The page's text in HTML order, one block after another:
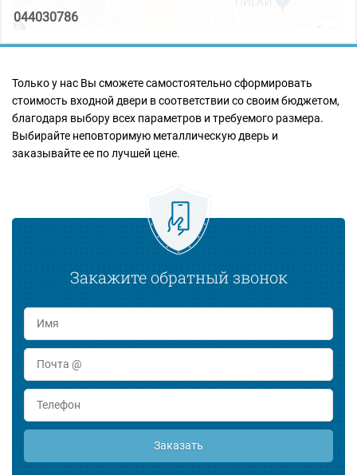
044030786
Только у нас Вы сможете самостоятельно сформировать
стоимость входной двери в соответствии со своим бюджетом,
благодаря выбору всех параметров и требуемого размера.
Выбирайте неповторимую металлическую дверь и
заказывайте ее по лучшей цене.
Закажите обратный звонок
Заказать